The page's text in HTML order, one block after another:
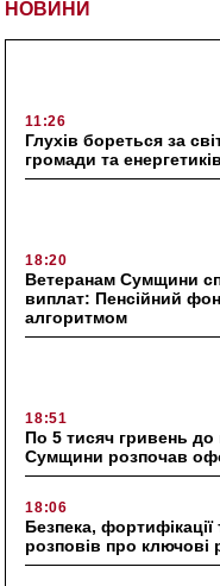
НОВИНИ
11:26
Глухів бореться за
громади та енергетиків
18:20
Ветеранам Сумщини
виплат: Пенсійний
алгоритмом
18:51
По 5 тисяч гривень
Сумщини розпочав
18:06
Безпека,
розповів про ключові